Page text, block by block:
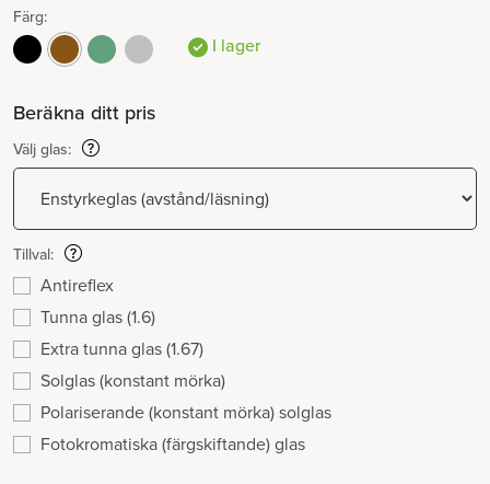
Färg:
I lager
Beräkna ditt pris
Välj glas:
Tillval:
Antireflex
Tunna glas (1.6)
Extra tunna glas (1.67)
Solglas (konstant mörka)
Polariserande (konstant mörka) solglas
Fotokromatiska (färgskiftande) glas